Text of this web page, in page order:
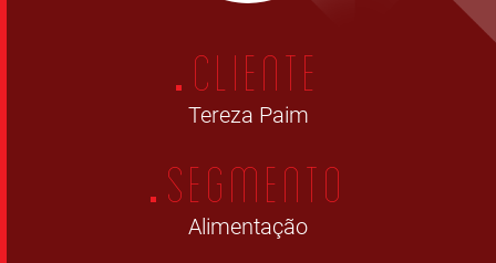
CLIENTE
Tereza Paim
SEGMENTO
Alimentação